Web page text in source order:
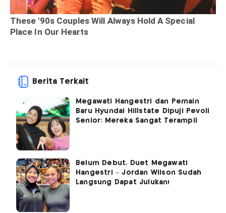
Berita Terkait
Megawati Hangestri dan Pemain
Baru Hyundai Hillstate Dipuji Pevoli
Senior: Mereka Sangat Terampil
Belum Debut, Duet Megawati
Hangestri – Jordan Wilson Sudah
Langsung Dapat Julukan!